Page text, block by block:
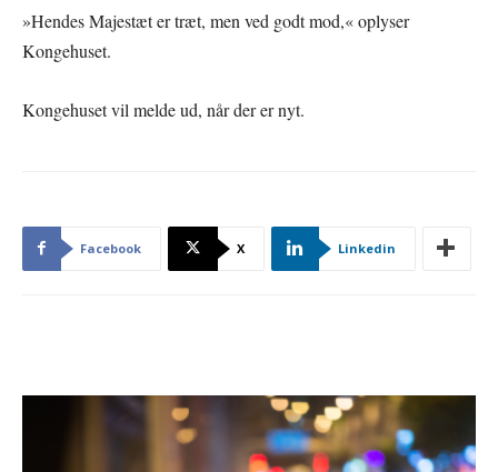
»Hendes Majestæt er træt, men ved godt mod,« oplyser
Kongehuset.
Kongehuset vil melde ud, når der er nyt.
Facebook X Linkedin